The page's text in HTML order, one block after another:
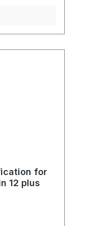
for
12 plus